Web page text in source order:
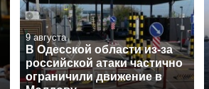
9 августа
В Одесской области из-за
российской атаки частично
ограничили движение в